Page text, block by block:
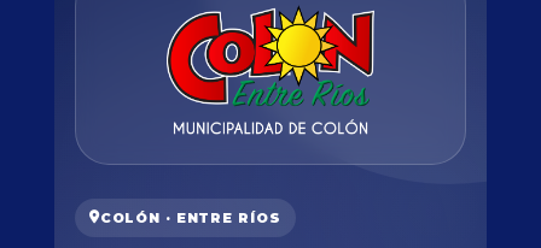
COLÓN · ENTRE RÍOS